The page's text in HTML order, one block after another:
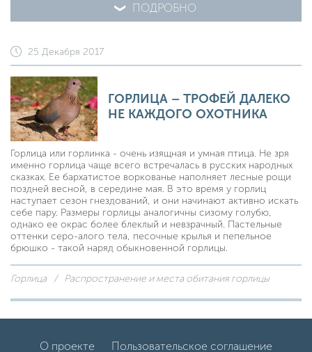
ПОДРОБНО
25 Декабря 2017
ГОРЛИЦА – ТРОФЕЙ ДАЛЕКО
НЕ КАЖДОГО ОХОТНИКА
Горлица или горлинка - очень изящная и умная птица. Не зря
именно горлица чаще всего встречалась в русских народных
сказках. Ее бархатистое воркованье наполняет лесные рощи
поздней весной, в середине мая. В это время у горлиц
наступает сезон гнездований, и они начинают активно искать
себе пару. Размеры горлицы аналогичны сизому голубю,
однако ее окрас более блеклый и невзрачный. Пастельные
оттенки серо-алого тела, песочные крылья и пепельное
брюшко - такой наряд обыкновенной горлицы.
Горлица Распространение и места обитания горлицы
О проекте Пользовательское соглашение